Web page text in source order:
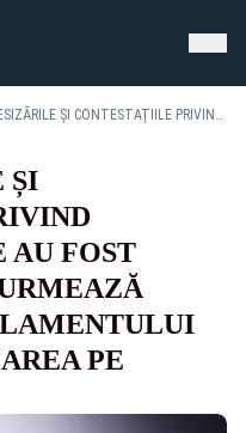
TOATE SESIZĂRILE ȘI CONTESTAȚIILE PRIVIND PARLAMENTARELE AU FOST RESPINSE LA BEC! URMEAZĂ ÎNȘTIINȚAREA PARLAMENTULUI PRIVIND REPARTIZAREA PE MANDATE
ȘI
AU FOST
PE